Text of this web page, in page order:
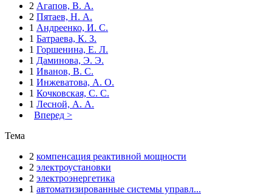
2 Агапов, В. А.
2 Пятаев, Н. А.
1 Андреенко, И. С.
1 Батраева, К. З.
1 Горшенина, Е. Л.
1 Даминова, Э. Э.
1 Иванов, В. С.
1 Инжеватова, А. О.
1 Кочковская, С. С.
1 Лесной, А. А.
Вперед >
Тема
2 компенсация реактивной мощности
2 электроустановки
2 электроэнергетика
1 автоматизированные системы управл...